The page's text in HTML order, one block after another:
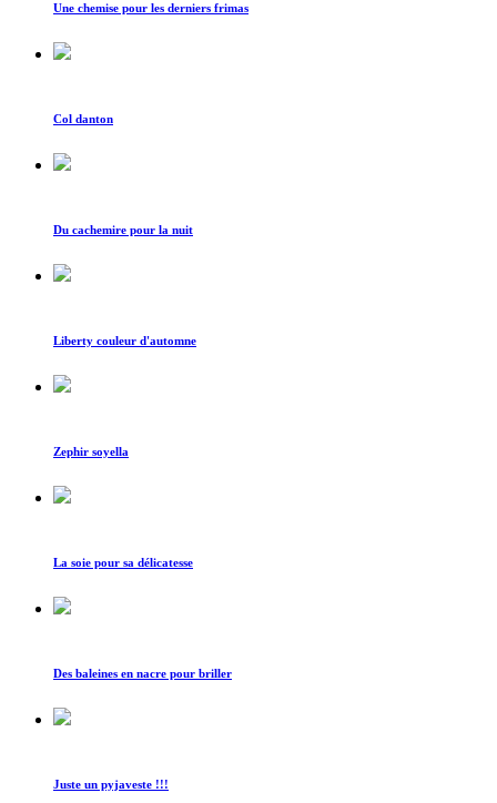
Une chemise pour les derniers frimas
Col danton
Du cachemire pour la nuit
Liberty couleur d'automne
Zephir soyella
La soie pour sa délicatesse
Des baleines en nacre pour briller
Juste un pyjaveste !!!